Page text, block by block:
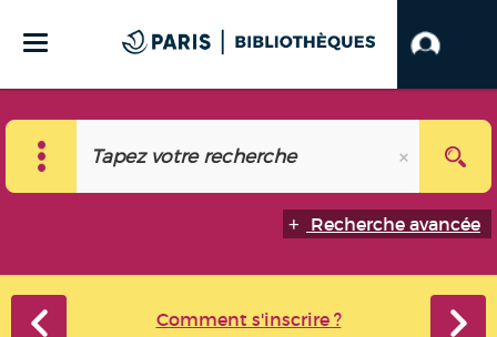
Recherche avancée
Comment s'inscrire ?